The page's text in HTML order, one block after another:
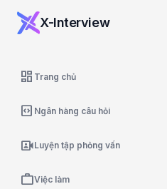
X-Interview
dashboard Trang chủ
code_blocks Ngân hàng câu hỏi
video_camera_frontLuyện tập phỏng vấn
workViệc làm